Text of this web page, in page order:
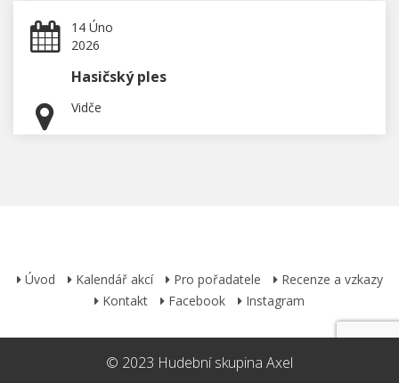
14 Úno
2026
Hasičský ples
Vidče
Úvod Kalendář akcí Pro pořadatele
Recenze a vzkazy
Kontakt
Facebook Instagram
© 2023 Hudební skupina Axel